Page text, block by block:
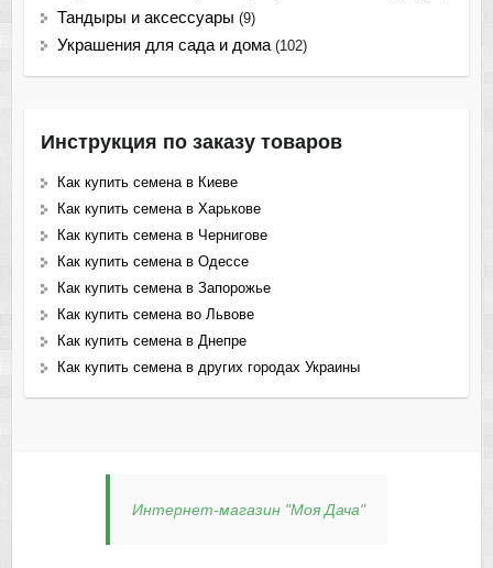
Тандыры и аксессуары (9)
Украшения для сада и дома (102)
Инструкция по заказу товаров
Как купить семена в Киеве
Как купить семена в Харькове
Как купить семена в Чернигове
Как купить семена в Одессе
Как купить семена в Запорожье
Как купить семена во Львове
Как купить семена в Днепре
Как купить семена в других городах Украины
Интернет-магазин "Моя Дача"